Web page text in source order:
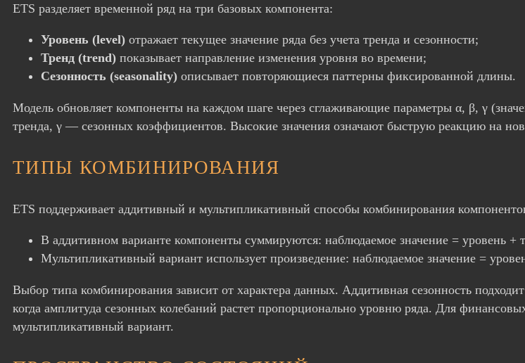
ETS разделяет временной ряд на три базовых компонента:
Уровень (level) отражает текущее значение ряда без учета тренда и сезонности;
Тренд (trend) показывает направление изменения уровня во времени;
Сезонность (seasonality) описывает повторяющиеся паттерны фиксированной длины.
Модель обновляет компоненты на каждом шаге через сглаживающие параметры α, β, γ
тренда, γ — сезонных коэффициентов. Высокие значения означают быструю реакцию на
ТИПЫ КОМБИНИРОВАНИЯ
ETS поддерживает аддитивный и мультипликативный способы комбинирования
В аддитивном варианте компоненты суммируются: наблюдаемое значение = уровень +
Мультипликативный вариант использует произведение: наблюдаемое значение =
Выбор типа комбинирования зависит от характера данных. Аддитивная сезонность
когда амплитуда сезонных колебаний растет пропорционально уровню ряда. Для
мультипликативный вариант.